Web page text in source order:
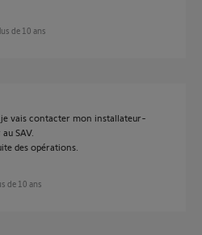
de 10 ans
vais contacter mon installateur-
SAV.
des opérations.
de 10 ans